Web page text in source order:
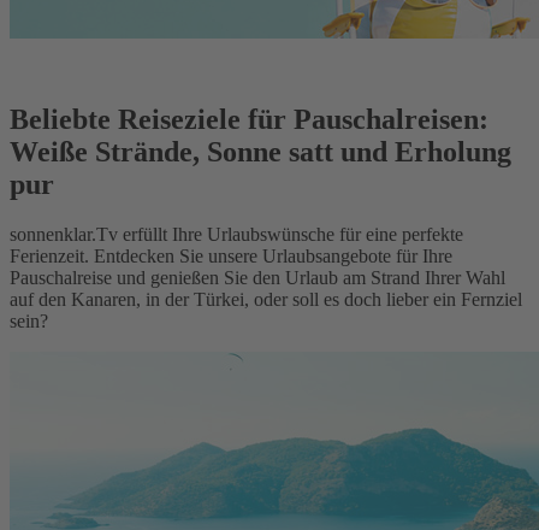
Beliebte Reiseziele für Pauschalreisen:
Weiße Strände, Sonne satt und Erholung
pur
sonnenklar.Tv erfüllt Ihre Urlaubswünsche für eine perfekte
Ferienzeit. Entdecken Sie unsere Urlaubsangebote für Ihre
Pauschalreise und genießen Sie den Urlaub am Strand Ihrer Wahl
auf den Kanaren, in der Türkei, oder soll es doch lieber ein Fernziel
sein?